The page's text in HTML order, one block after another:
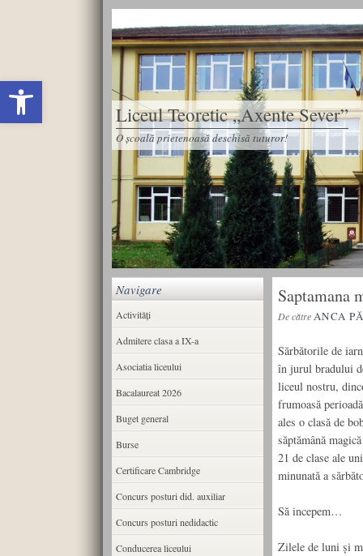
Deschide bara de unelte
Liceul Teoretic „Axente Sever”
O școală prietenoasă deschisă tuturor!
Saptamana
De cătreANCA
Sărbătorile de
în jurul bradului
liceul nostru,
frumoasă
ales o clasă de
săptămână
21 de clase ale
minunată a
Să incepem…
Zilele de luni și
Navigare
Activități
Admitere clasa a IX-a
Asociatia liceului
Bacalaureat 2026
Buget general
Burse
Certificare Cambridge
Concurs posturi did. auxiliar
Concurs posturi nedidactic
Conducerea liceului